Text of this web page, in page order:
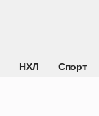
НХЛ Спорт